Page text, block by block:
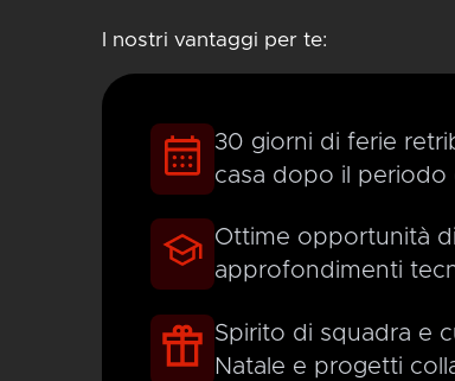
I nostri vantaggi per te:
30 giorni di ferie
casa dopo il periodo
Ottime opportunità
approfondimenti
Spirito di squadra e
Natale e progetti